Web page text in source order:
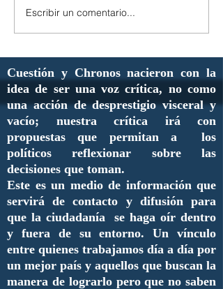
Escribir un comentario...
Cuestión y Chronos nacieron con la
idea de ser una voz crítica, no como
una acción de desprestigio visceral y
vacío; nuestra crítica irá con
propuestas que permitan a los
políticos reflexionar sobre las
decisiones que toman.
Este es un medio de información que
servirá de contacto y difusión para
que la ciudadanía se haga oír dentro
y fuera de su entorno. Un vínculo
entre quienes trabajamos día a día por
un mejor país y aquellos que buscan la
manera de lograrlo pero que no saben